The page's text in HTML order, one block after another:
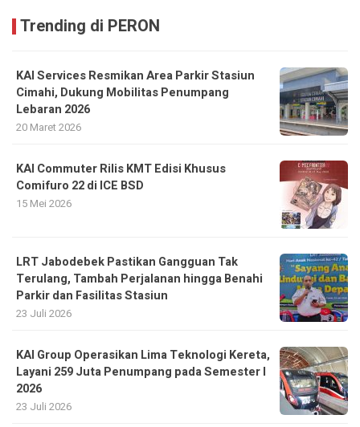
Trending di PERON
KAI Services Resmikan Area Parkir Stasiun
Cimahi, Dukung Mobilitas Penumpang
Lebaran 2026
20 Maret 2026
KAI Commuter Rilis KMT Edisi Khusus
Comifuro 22 di ICE BSD
15 Mei 2026
LRT Jabodebek Pastikan Gangguan Tak
Terulang, Tambah Perjalanan hingga Benahi
Parkir dan Fasilitas Stasiun
23 Juli 2026
KAI Group Operasikan Lima Teknologi Kereta,
Layani 259 Juta Penumpang pada Semester I
2026
23 Juli 2026